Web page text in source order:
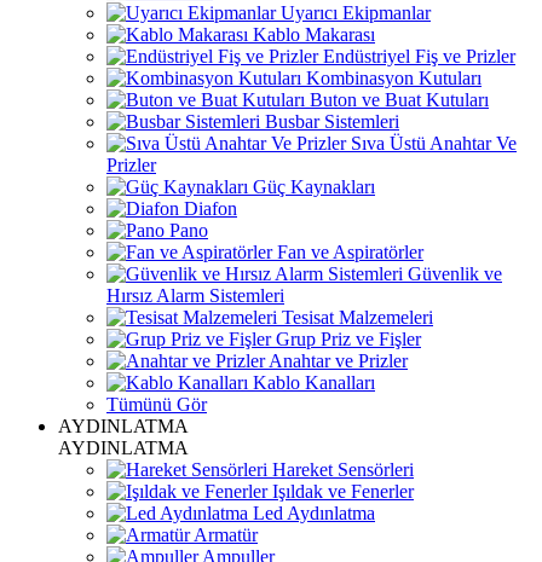
Uyarıcı Ekipmanlar
Kablo Makarası
Endüstriyel Fiş ve Prizler
Kombinasyon Kutuları
Buton ve Buat Kutuları
Busbar Sistemleri
Sıva Üstü Anahtar Ve
Prizler
Güç Kaynakları
Diafon
Pano
Fan ve Aspiratörler
Güvenlik ve
Hırsız Alarm Sistemleri
Tesisat Malzemeleri
Grup Priz ve Fişler
Anahtar ve Prizler
Kablo Kanalları
Tümünü Gör
AYDINLATMA
AYDINLATMA
Hareket Sensörleri
Işıldak ve Fenerler
Led Aydınlatma
Armatür
Ampuller